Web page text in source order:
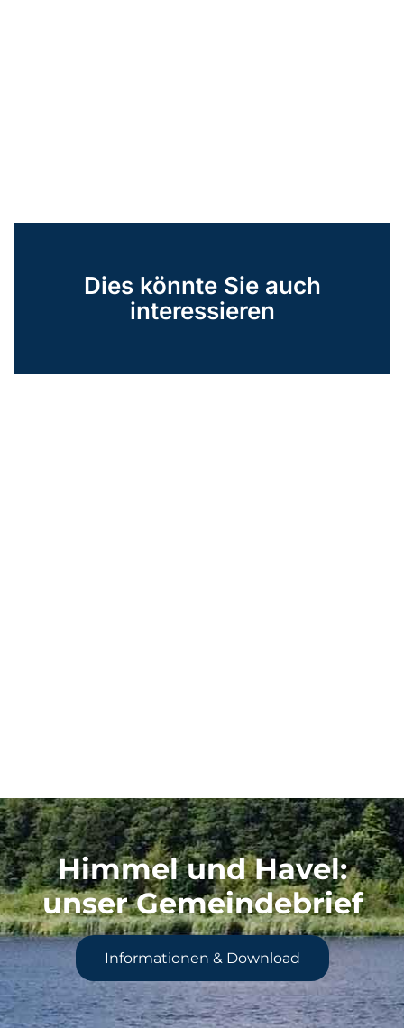
Dies könnte Sie auch
interessieren
Himmel und Havel:
unser Gemeindebrief
Informationen & Download